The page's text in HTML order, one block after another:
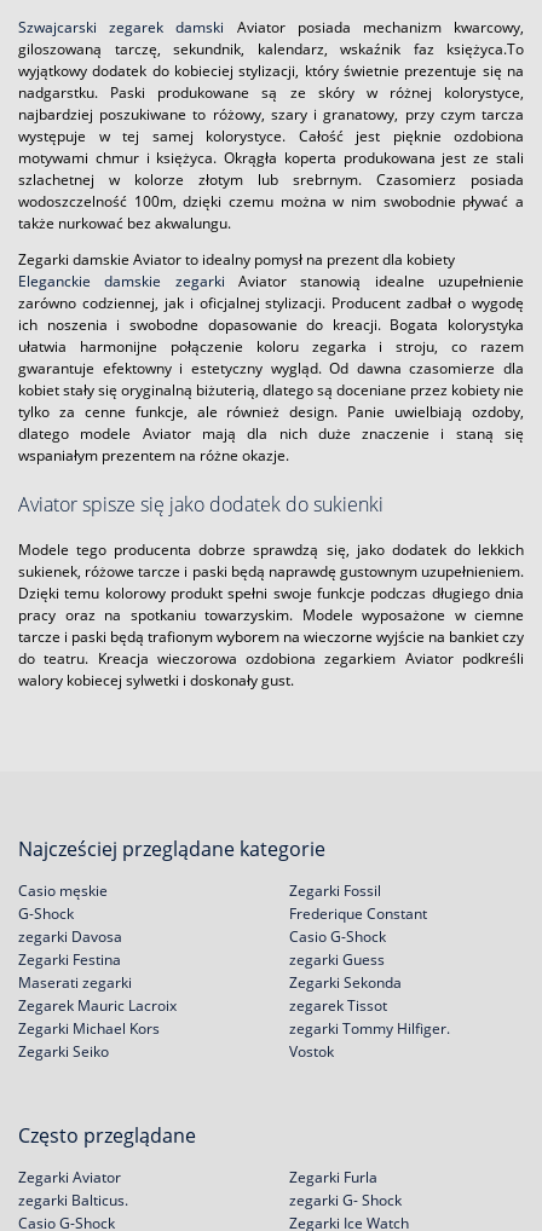
Szwajcarski zegarek damski Aviator posiada mechanizm kwarcowy,
giloszowaną tarczę, sekundnik, kalendarz, wskaźnik faz księżyca.To
wyjątkowy dodatek do kobieciej stylizacji, który świetnie prezentuje się na
nadgarstku. Paski produkowane są ze skóry w różnej kolorystyce,
najbardziej poszukiwane to różowy, szary i granatowy, przy czym tarcza
występuje w tej samej kolorystyce. Całość jest pięknie ozdobiona
motywami chmur i księżyca. Okrągła koperta produkowana jest ze stali
szlachetnej w kolorze złotym lub srebrnym. Czasomierz posiada
wodoszczelność 100m, dzięki czemu można w nim swobodnie pływać a
także nurkować bez akwalungu.
Zegarki damskie Aviator to idealny pomysł na prezent dla kobiety
Eleganckie damskie zegarki Aviator stanowią idealne uzupełnienie
zarówno codziennej, jak i oficjalnej stylizacji. Producent zadbał o wygodę
ich noszenia i swobodne dopasowanie do kreacji. Bogata kolorystyka
ułatwia harmonijne połączenie koloru zegarka i stroju, co razem
gwarantuje efektowny i estetyczny wygląd. Od dawna czasomierze dla
kobiet stały się oryginalną biżuterią, dlatego są doceniane przez kobiety nie
tylko za cenne funkcje, ale również design. Panie uwielbiają ozdoby,
dlatego modele Aviator mają dla nich duże znaczenie i staną się
wspaniałym prezentem na różne okazje.
Aviator spisze się jako dodatek do sukienki
Modele tego producenta dobrze sprawdzą się, jako dodatek do lekkich
sukienek, różowe tarcze i paski będą naprawdę gustownym uzupełnieniem.
Dzięki temu kolorowy produkt spełni swoje funkcje podczas długiego dnia
pracy oraz na spotkaniu towarzyskim. Modele wyposażone w ciemne
tarcze i paski będą trafionym wyborem na wieczorne wyjście na bankiet czy
do teatru. Kreacja wieczorowa ozdobiona zegarkiem Aviator podkreśli
walory kobiecej sylwetki i doskonały gust.
Najcześciej przeglądane kategorie
Casio męskie
G-Shock
zegarki Davosa
Zegarki Festina
Zegarki Fossil
Frederique Constant
Casio G-Shock
zegarki Guess
Maserati zegarki
Zegarek Mauric Lacroix
Zegarki Michael Kors
Zegarki Seiko
Zegarki Sekonda
zegarek Tissot
zegarki Tommy Hilfiger.
Vostok
Często przeglądane
Zegarki Aviator
zegarki Balticus.
Casio G-Shock
Zegarki Furla
zegarki G- Shock
Zegarki Ice Watch